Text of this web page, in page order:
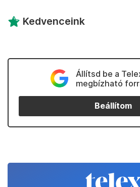
Kedvenceink
Állítsd be a
megbízható
Beállítom